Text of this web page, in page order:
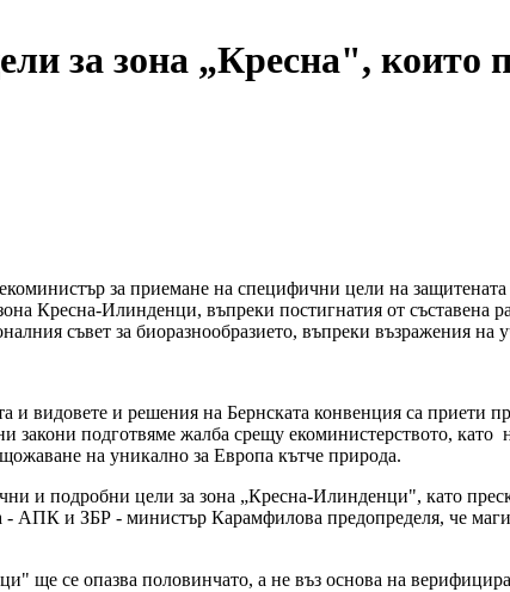
за зона „Кресна", които
за приемане на специфични цели на
Кресна-Илинденци, въпреки постигнатия от съставена
съвет за биоразнообразието, въпреки възражения на
видовете и решения на Бернската конвенция са приети
закони подготвяме жалба срещу екоминистерството, като
на уникално за Европа кътче природа.
и подробни цели за зона „Кресна-Илинденци", като
- АПК и ЗБР - министър Карамфилова предопределя, че
ще се опазва половинчато, а не въз основа на